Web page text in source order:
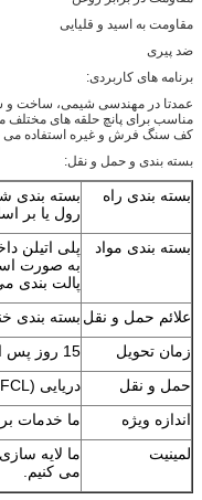
مقاومت به اسید و قلیایی
ضد پیری
برنامه های کاربردی:
عمدتا در مهندسی شیمی، ساخت و
مناسب برای پانچ حلقه های مختلف
کف سنگ فرش و غیره استفاده می
بسته بندی و حمل و نقل:
بسته بندی راه
رول یا بر
بسته بندی مواد
پلی اتیلن
به صورت
پالت بندی
علائم حمل و نقل بسته بندی
زمان تحویل
15 روز پس از دریافت AP و پرداخت اولیه
حمل و نقل
دریایی (FCL و LCL) و یا حمل و نقل هوایی
اندازه ویژه
ما خدمات
لمینیت
می کنیم.